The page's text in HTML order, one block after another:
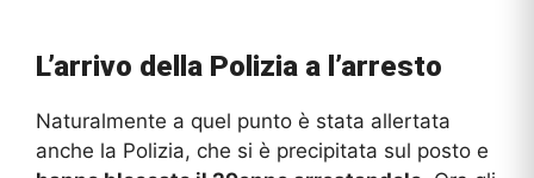
L’arrivo della Polizia a l’arresto
Naturalmente a quel punto è stata allertata
anche la Polizia, che si è precipitata sul posto e